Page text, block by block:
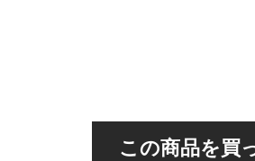
この商品を買